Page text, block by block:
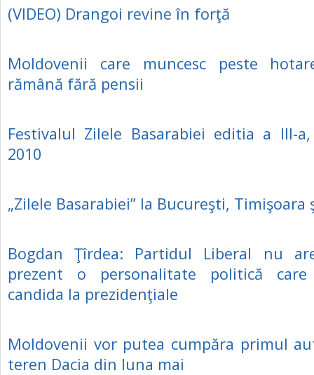
(VIDEO) Drangoi revine în forţă
Moldovenii care muncesc peste
rămână fără pensii
Festivalul Zilele Basarabiei editia a III-
2010
„Zilele Basarabiei” la Bucureşti, Timişoara
Bogdan Ţîrdea: Partidul Liberal nu
prezent o personalitate politică
candida la prezidenţiale
Moldovenii vor putea cumpăra primul
teren Dacia din luna mai